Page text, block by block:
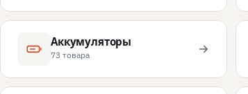
Аккумуляторы
73 товара